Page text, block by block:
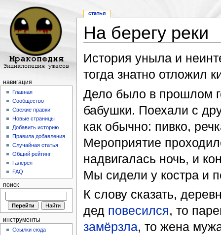
На берегу реки
История уныла и
тогда знатно отложил
Дело было в прошлом
бабушки. Поехали с
как обычно: пивко,
Мероприятие
надвигалась ночь, и
Мы сидели у костра и
К слову сказать,
дед повесился, то
замёрзла, то жена
статья
навигация
Главная
Сообщество
Свежие правки
Новые страницы
Добавить историю
Правила добавления
Случайная статья
Общий рейтинг
Галерея
FAQ
поиск
инструменты
Ссылки сюда